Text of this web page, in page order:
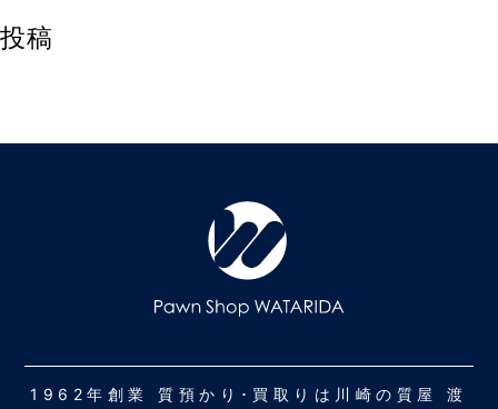
投稿
1962年創業 質預かり･買取りは川崎の質屋 渡